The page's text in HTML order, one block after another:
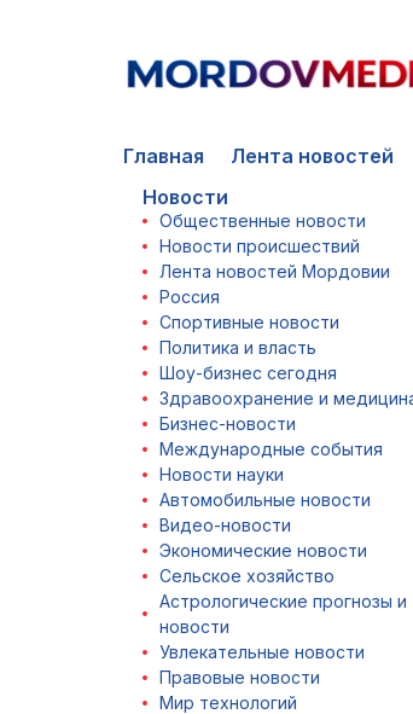
Главная Лента новостей
Новости
Общественные новости
Новости происшествий
Лента новостей Мордовии
Россия
Спортивные новости
Политика и власть
Шоу-бизнес сегодня
Здравоохранение и
Бизнес-новости
Международные события
Новости науки
Автомобильные новости
Видео-новости
Экономические новости
Сельское хозяйство
Астрологические прогнозы и
новости
Увлекательные новости
Правовые новости
Мир технологий